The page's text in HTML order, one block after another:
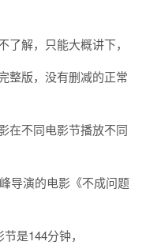
解，只能大概讲下，
整版，没有删减的正常
在不同电影节播放不同
导演的电影《不成问题
是144分钟，